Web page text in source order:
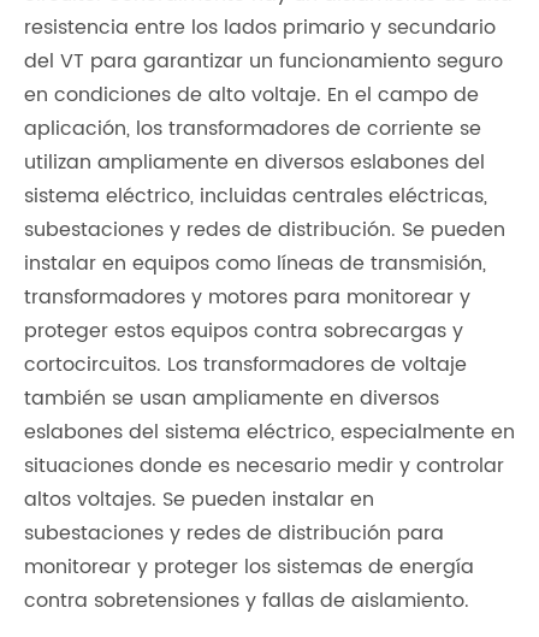
resistencia entre los lados primario y secundario
del VT para garantizar un funcionamiento seguro
en condiciones de alto voltaje. En el campo de
aplicación, los transformadores de corriente se
utilizan ampliamente en diversos eslabones del
sistema eléctrico, incluidas centrales eléctricas,
subestaciones y redes de distribución. Se pueden
instalar en equipos como líneas de transmisión,
transformadores y motores para monitorear y
proteger estos equipos contra sobrecargas y
cortocircuitos. Los transformadores de voltaje
también se usan ampliamente en diversos
eslabones del sistema eléctrico, especialmente en
situaciones donde es necesario medir y controlar
altos voltajes. Se pueden instalar en
subestaciones y redes de distribución para
monitorear y proteger los sistemas de energía
contra sobretensiones y fallas de aislamiento.